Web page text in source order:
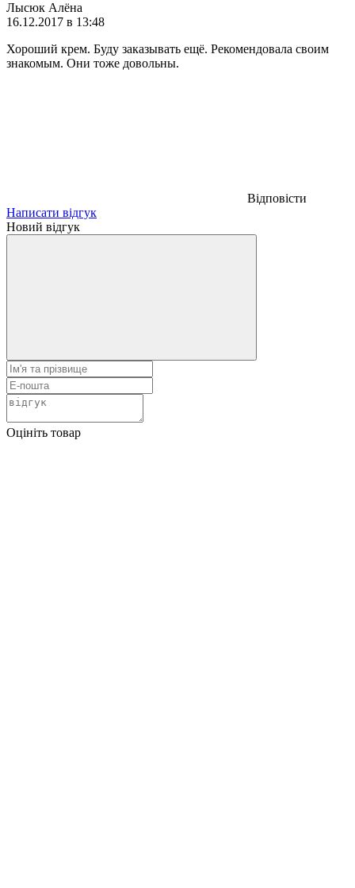
Лысюк Алёна
16.12.2017 в 13:48
Хороший крем. Буду заказывать ещё. Рекомендовала своим
знакомым. Они тоже довольны.
Відповісти
Написати відгук
Новий відгук
Оцініть товар